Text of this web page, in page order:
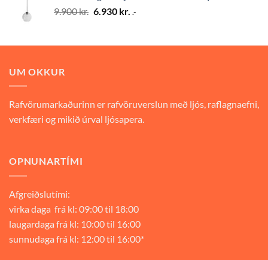
9.900kr. Original
9.900 kr..
6.930 kr. Current
6.930 kr..
.-
UM OKKUR
Rafvörumarkaðurinn er rafvöruverslun með ljós, raflagnaefni,
verkfæri og mikið úrval ljósapera.
OPNUNARTÍMI
Afgreiðslutími:
virka daga frá kl: 09:00 til 18:00
laugardaga frá kl: 10:00 til 16:00
sunnudaga frá kl: 12:00 til 16:00*